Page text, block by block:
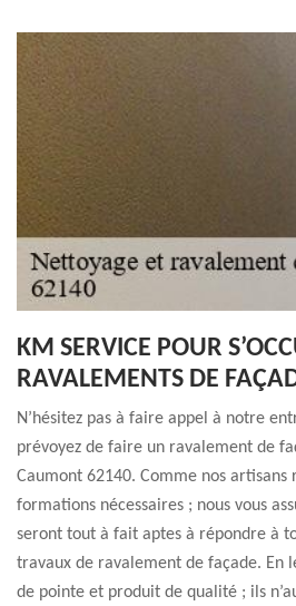
KM SERVICE POUR
RAVALEMENTS DE
N’hésitez pas à faire appel à notre
prévoyez de faire un ravalement de
Caumont 62140. Comme nos artisans
formations nécessaires ; nous vous
seront tout à fait aptes à répondre à
travaux de ravalement de façade. En
de pointe et produit de qualité ; ils